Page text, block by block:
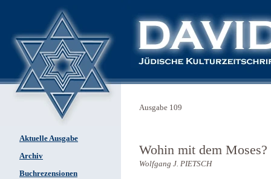
Aktuelle Ausgabe
Archiv
Buchrezensionen
Ausgabe 109
Wohin mit dem Moses?
Wolfgang J. PIETSCH